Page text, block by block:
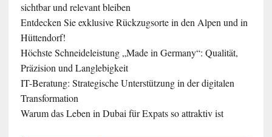
sichtbar und relevant bleiben
Entdecken Sie exklusive Rückzugsorte in den Alpen und in
Hüttendorf!
Höchste Schneideleistung „Made in Germany“: Qualität,
Präzision und Langlebigkeit
IT-Beratung: Strategische Unterstützung in der digitalen
Transformation
Warum das Leben in Dubai für Expats so attraktiv ist